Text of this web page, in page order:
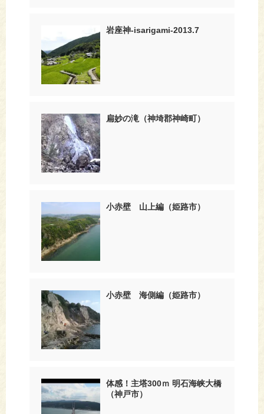
岩座神-isarigami-2013.7
扁妙の滝（神埼郡神崎町）
小赤壁 山上編（姫路市）
小赤壁 海側編（姫路市）
体感！主塔300ｍ 明石海峡大橋
（神戸市）